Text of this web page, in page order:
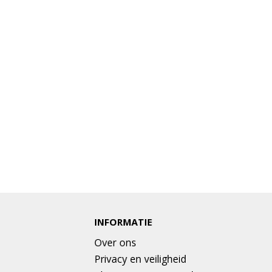
INFORMATIE
Over ons
Privacy en veiligheid